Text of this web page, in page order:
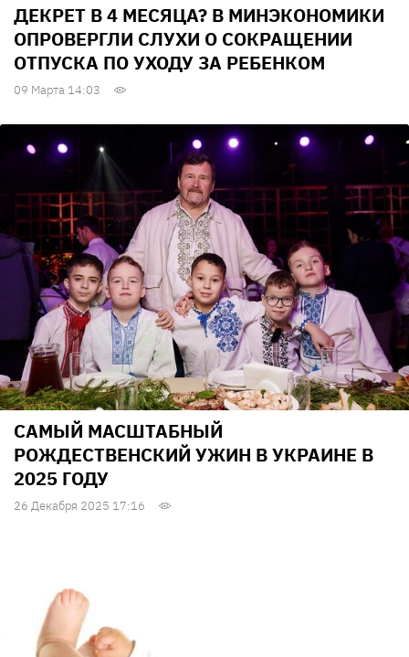
ДЕКРЕТ В 4 МЕСЯЦА? В МИНЭКОНОМИКИ
ОПРОВЕРГЛИ СЛУХИ О СОКРАЩЕНИИ
ОТПУСКА ПО УХОДУ ЗА РЕБЕНКОМ
09 Марта 14:03
САМЫЙ МАСШТАБНЫЙ
РОЖДЕСТВЕНСКИЙ УЖИН В УКРАИНЕ В
2025 ГОДУ
26 Декабря 2025 17:16